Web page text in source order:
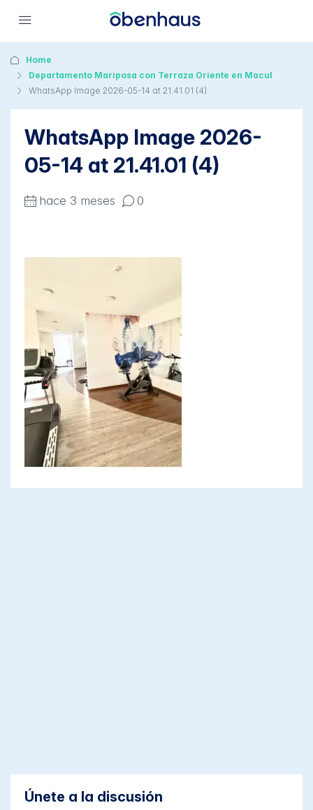
Home
Departamento Mariposa con Terraza Oriente en Macul
WhatsApp Image 2026-05-14 at 21.41.01 (4)
WhatsApp Image 2026-
05-14 at 21.41.01 (4)
hace 3 meses 0
Únete a la discusión